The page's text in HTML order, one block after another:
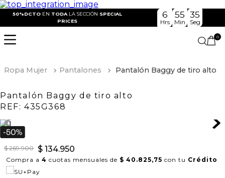
50%DCTO EN TODA LA SECCIÓN SPECIAL
PRICES
6
Hrs
55
Min
35
Seg
0
Ropa Mujer Pantalones Pantalón Baggy de tiro alto
Pantalón Baggy de tiro alto
REF: 435G368
$ 269.900 $ 134.950
Compra a 4 cuotas mensuales de $ 40.825,75 con tu Crédito